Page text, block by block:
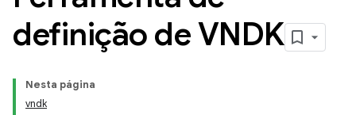
definição de VNDK
Nesta página
vndk